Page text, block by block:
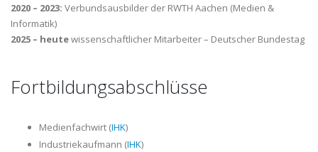
2020 – 2023: Verbundsausbilder der RWTH Aachen (Medien &
Informatik)
2025 – heutewissenschaftlicher Mitarbeiter – Deutscher Bundestag
Fortbildungsabschlüsse
Medienfachwirt (IHK)
Industriekaufmann (IHK)